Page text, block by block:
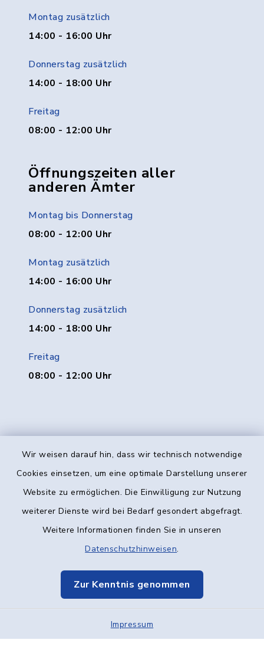
Wir weisen darauf hin, dass wir technisch notwendige
Cookies einsetzen, um eine optimale Darstellung unserer
Website zu ermöglichen. Die Einwilligung zur Nutzung
weiterer Dienste wird bei Bedarf gesondert abgefragt.
Weitere Informationen finden Sie in unseren
Datenschutzhinweisen.
Zur Kenntnis genommen
Impressum
Montag zusätzlich
14:00 - 16:00 Uhr
Donnerstag zusätzlich
14:00 - 18:00 Uhr
Freitag
08:00 - 12:00 Uhr
Öffnungszeiten aller
anderen Ämter
Montag bis Donnerstag
08:00 - 12:00 Uhr
Montag zusätzlich
14:00 - 16:00 Uhr
Donnerstag zusätzlich
14:00 - 18:00 Uhr
Freitag
08:00 - 12:00 Uhr
Kontakt
Datenschutz
Elektronische Kommunikation
Sitemap